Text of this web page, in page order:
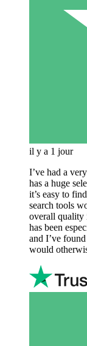
il y a 1 jour
I’ve had a
has a huge
it’s easy to
search tools
overall quality
has been
and I’ve
would